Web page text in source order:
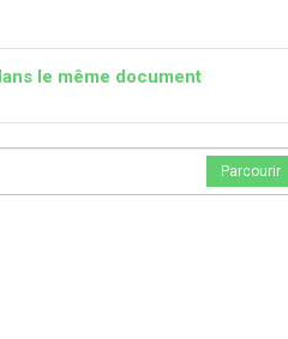
le même document
Parcourir